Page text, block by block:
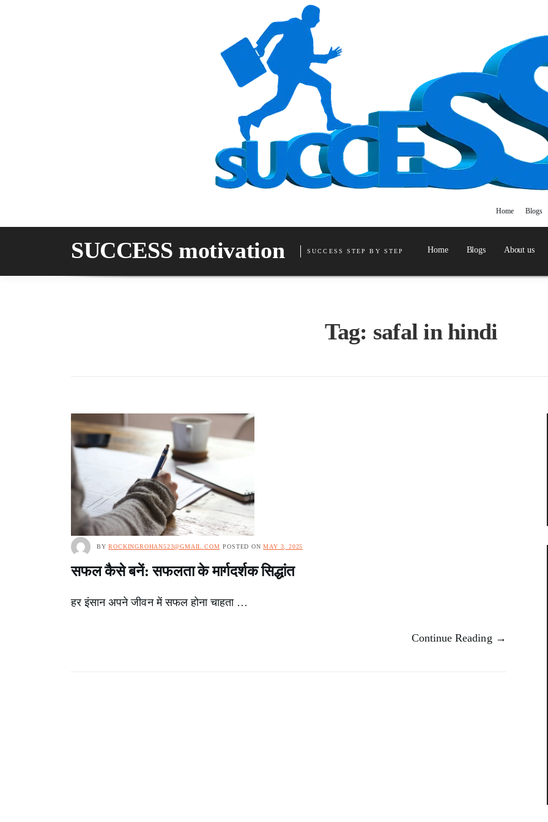
Home Blogs
SUCCESS motivation SUCCESS STEP BY STEP Home Blogs About us
Tag: safal in hindi
BYROCKINGROHAN523@GMAIL.COM POSTED ONMAY 3, 2025
सफल कैसे बनें: सफलता के मार्गदर्शक सिद्धांत
हर इंसान अपने जीवन में सफल होना चाहता …
Continue Reading →